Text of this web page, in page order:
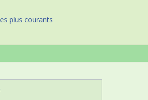
plus courants